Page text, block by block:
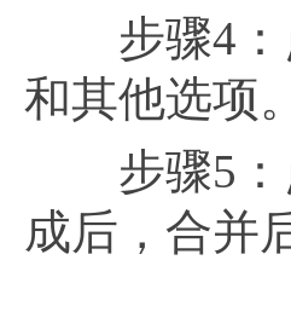
步骤4：点
和其他选项。
步骤5：点
成后，合并